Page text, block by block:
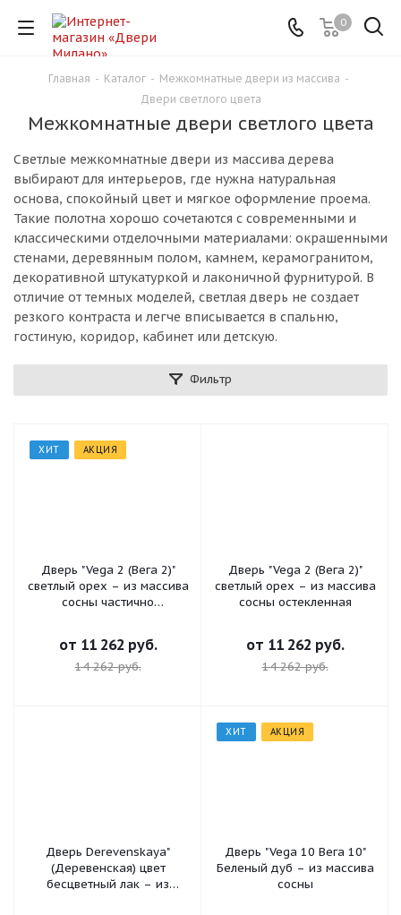
0
Главная - Каталог - Межкомнатные двери из массива -
Двери светлого цвета
Межкомнатные двери светлого цвета
Светлые межкомнатные двери из массива дерева
выбирают для интерьеров, где нужна натуральная
основа, спокойный цвет и мягкое оформление проема.
Такие полотна хорошо сочетаются с современными и
классическими отделочными материалами: окрашенными
стенами, деревянным полом, камнем, керамогранитом,
декоративной штукатуркой и лаконичной фурнитурой. В
отличие от темных моделей, светлая дверь не создает
резкого контраста и легче вписывается в спальню,
гостиную, коридор, кабинет или детскую.
Фильтр
ХИТ АКЦИЯ
Дверь "Vega 2 (Вега 2)"
светлый орех – из массива
сосны частично
от 11 262 руб.
14 262 руб.
Дверь "Vega 2 (Вега 2)"
светлый орех – из массива
сосны остекленная
от 11 262 руб.
14 262 руб.
Дверь Derevenskaya"
(Деревенская) цвет
бесцветный лак – из
ХИТ АКЦИЯ
Дверь "Vega 10 Вега 10"
Беленый дуб – из массива
сосны